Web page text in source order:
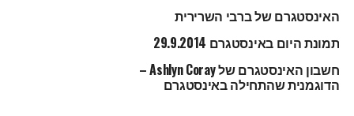
האינסטגרם של ברבי השרירית
תמונת היום באינסטגרם 29.9.2014
חשבון האינסטגרם של Ashlyn Coray –
הדוגמנית שהתחילה באינסטגרם